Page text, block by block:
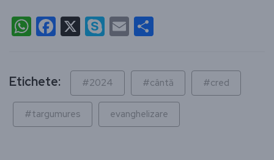
WhatsApp
Facebook
X Skype
Email
Etichete: #2024 #cântă #cred
#targumures evanghelizare